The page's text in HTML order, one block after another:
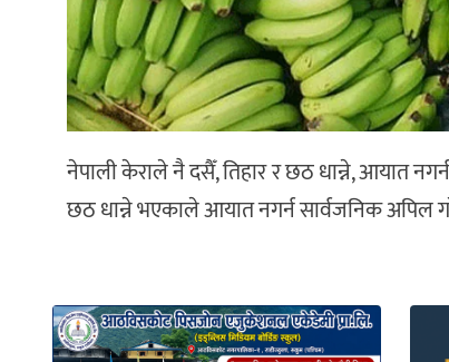
नेपाली केराले नै दसैँ, तिहार र छठ धान्ने, आयात
छठ धान्ने भएकाले आयात नगर्न सार्वजनिक अपिल